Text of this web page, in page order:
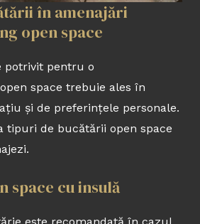
în amenajări
open space
potrivit pentru o
space trebuie ales în
și de preferințele personale.
tipuri de bucătării open space
space cu insulă